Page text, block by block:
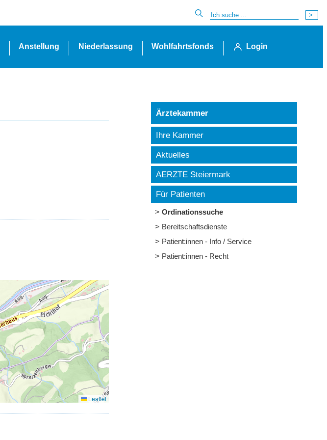
Anstellung Niederlassung Wohlfahrtsfonds Login
Ärztekammer
Ihre Kammer
Aktuelles
AERZTE Steiermark
Für Patienten
Ordinationssuche
Bereitschaftsdienste
Patient:innen - Info / Service
Patient:innen - Recht